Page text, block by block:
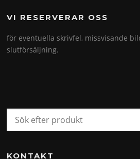
VI RESERVERAR OSS
för eventuella skrivfel, missvisande
slutförsäljning.
KONTAKT